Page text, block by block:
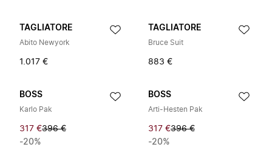
TAGLIATORE
Abito Newyork
1.017 €
TAGLIATORE
Bruce Suit
883 €
BOSS
Karlo Pak
317 €396 €
-20%
BOSS
Arti-Hesten Pak
317 €396 €
-20%